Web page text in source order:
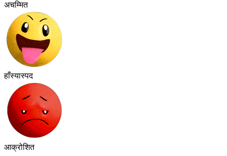
अचम्मित
हाँस्यास्पद
आक्रोशित